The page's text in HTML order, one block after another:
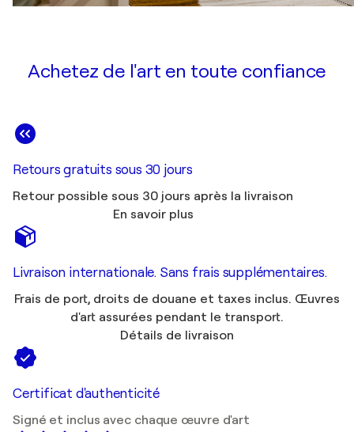
Achetez de l'art en toute confiance
Retours gratuits sous 30 jours
Retour possible sous 30 jours après la livraison
En savoir plus
Livraison internationale. Sans frais supplémentaires.
Frais de port, droits de douane et taxes inclus. Œuvres
d'art assurées pendant le transport.
Détails de livraison
Certificat d'authenticité
Signé et inclus avec chaque œuvre d'art